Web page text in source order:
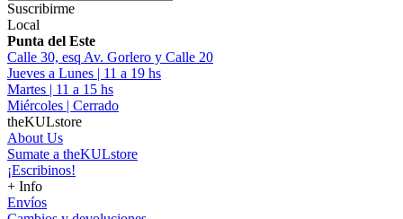
Suscribirme
Local
Punta del Este
Calle 30, esq Av. Gorlero y Calle 20
Jueves a Lunes | 11 a 19 hs
Martes | 11 a 15 hs
Miércoles | Cerrado
theKULstore
About Us
Sumate a theKULstore
¡Escribinos!
+ Info
Envíos